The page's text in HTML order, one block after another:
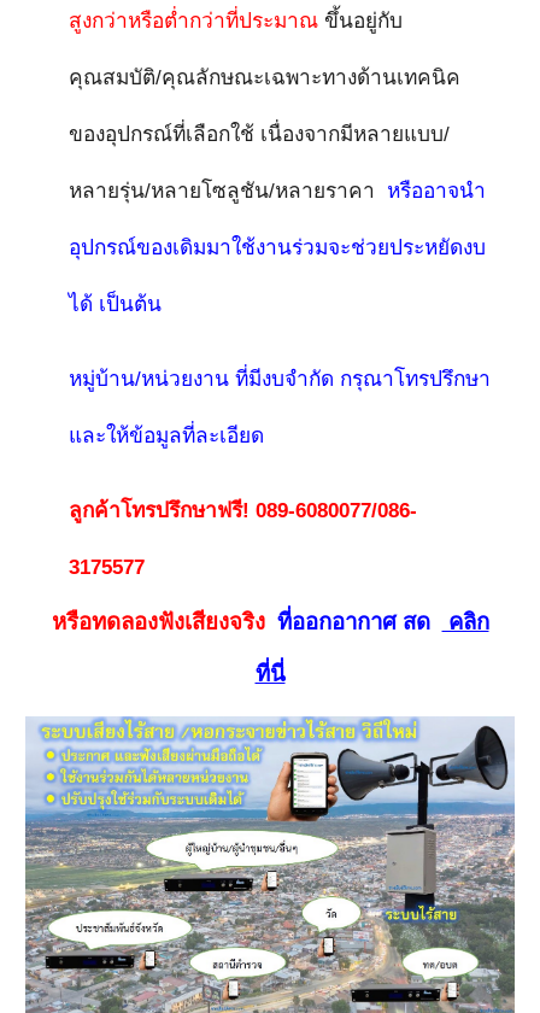
สูงกว่าหรือต่ำกว่าที่ประมาณ ขึ้นอยู่กับ
คุณสมบัติ/คุณลักษณะเฉพาะทางด้านเทคนิค
ของอุปกรณ์ที่เลือกใช้ เนื่องจากมีหลายแบบ/
หลายรุ่น/หลายโซลูชัน/หลายราคา หรืออาจนำ
อุปกรณ์ของเดิมมาใช้งานร่วมจะช่วยประหยัดงบ
ได้ เป็นต้น
หมู่บ้าน/หน่วยงาน ที่มีงบจำกัด กรุณาโทรปรึกษา
และให้ข้อมูลที่ละเอียด
ลูกค้าโทรปรึกษาฟรี! 089-6080077/086-
3175577
หรือทดลองฟังเสียงจริงที่ออกอากาศ สด คลิก
ที่นี่